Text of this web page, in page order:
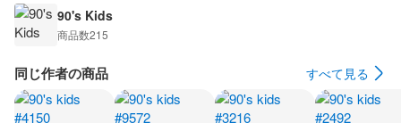
90's Kids
商品数215
同じ作者の商品 すべて見る